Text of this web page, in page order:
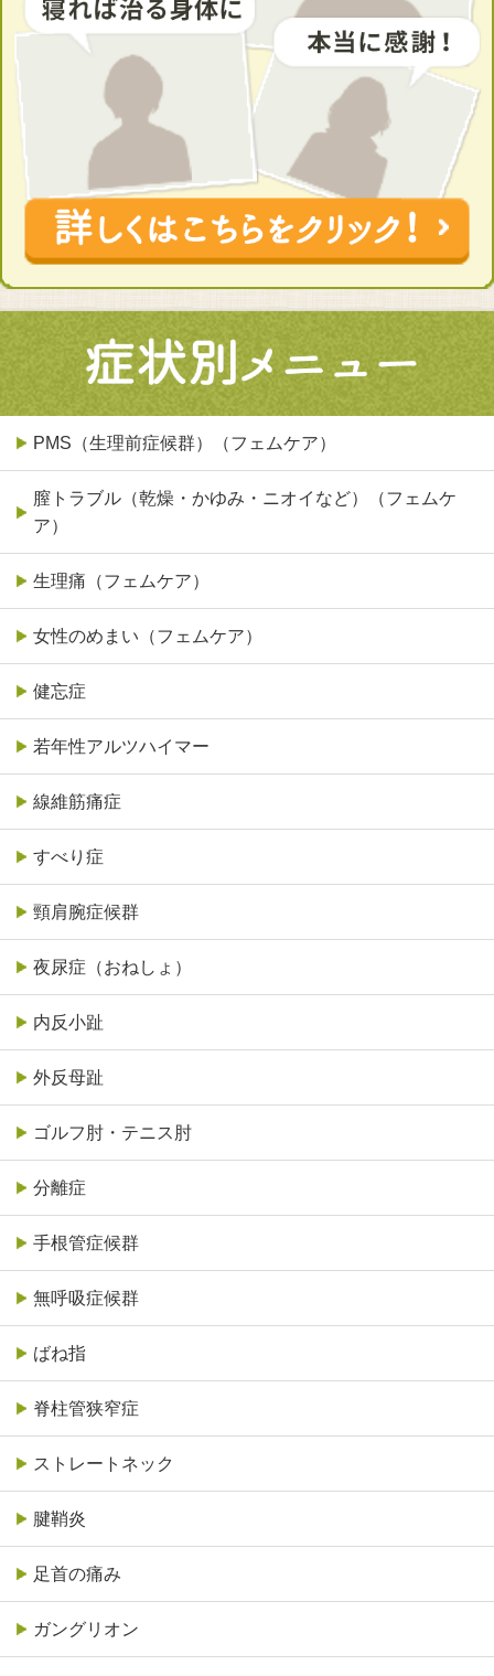
PMS（生理前症候群）（フェムケア）
膣トラブル（乾燥・かゆみ・ニオイなど）（フェムケ
ア）
生理痛（フェムケア）
女性のめまい（フェムケア）
健忘症
若年性アルツハイマー
線維筋痛症
すべり症
頸肩腕症候群
夜尿症（おねしょ）
内反小趾
外反母趾
ゴルフ肘・テニス肘
分離症
手根管症候群
無呼吸症候群
ばね指
脊柱管狭窄症
ストレートネック
腱鞘炎
足首の痛み
ガングリオン